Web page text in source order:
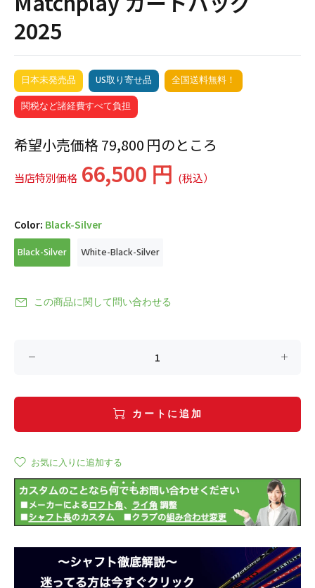
2025
日本未発売品 US取り寄せ品
全国送料無料！
関税など諸経費すべて負担
希望小売価格 79,800 円のところ
当店特別価格 66,500 円 (税込）
Color: Black-Silver
Black-Silver White-Black-Silver
この商品に関して問い合わせる
カートに追加
お気に入りに追加する